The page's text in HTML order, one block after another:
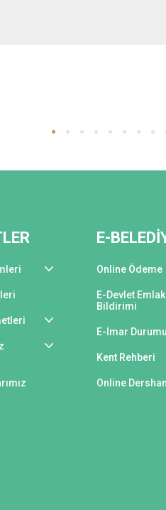
E-
Online Ödeme
E-Devlet Emlak
Bildirimi
E-İmar Durumu
Kent Rehberi
Online